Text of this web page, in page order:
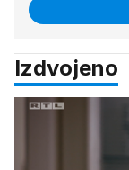
Izdvojeno